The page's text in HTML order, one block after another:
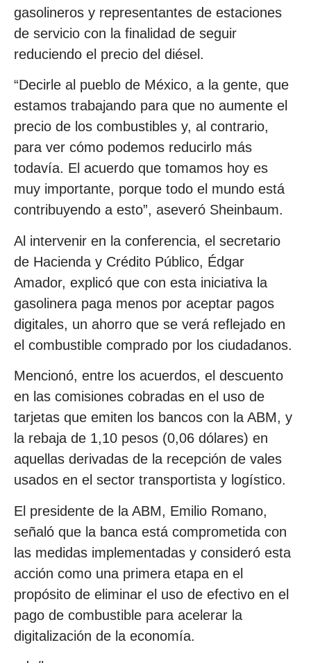
gasolineros y representantes de estaciones
de servicio con la finalidad de seguir
reduciendo el precio del diésel.
“Decirle al pueblo de México, a la gente, que
estamos trabajando para que no aumente el
precio de los combustibles y, al contrario,
para ver cómo podemos reducirlo más
todavía. El acuerdo que tomamos hoy es
muy importante, porque todo el mundo está
contribuyendo a esto”, aseveró Sheinbaum.
Al intervenir en la conferencia, el secretario
de Hacienda y Crédito Público, Édgar
Amador, explicó que con esta iniciativa la
gasolinera paga menos por aceptar pagos
digitales, un ahorro que se verá reflejado en
el combustible comprado por los ciudadanos.
Mencionó, entre los acuerdos, el descuento
en las comisiones cobradas en el uso de
tarjetas que emiten los bancos con la ABM, y
la rebaja de 1,10 pesos (0,06 dólares) en
aquellas derivadas de la recepción de vales
usados en el sector transportista y logístico.
El presidente de la ABM, Emilio Romano,
señaló que la banca está comprometida con
las medidas implementadas y consideró esta
acción como una primera etapa en el
propósito de eliminar el uso de efectivo en el
pago de combustible para acelerar la
digitalización de la economía.